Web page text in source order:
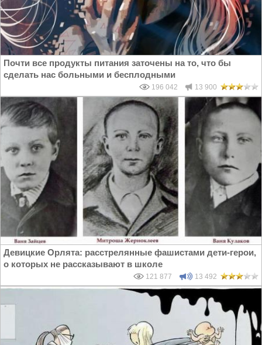
Почти все продукты питания заточены на то, что бы
сделать нас больными и бесплодными
196 042 13 900
Девицкие Орлята: расстрелянные фашистами дети-герои,
о которых не рассказывают в школе
121 877 13 492